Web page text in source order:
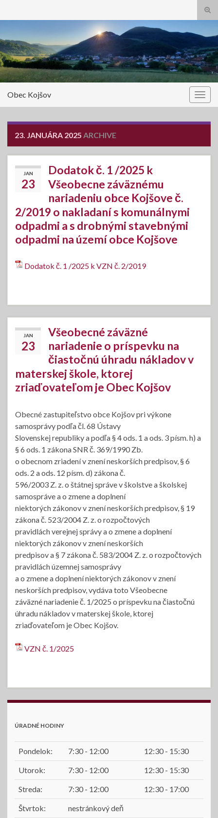
Obec Kojšov
23. JANUÁRA 2025 ARCHIVE
JAN
23
Dodatok č. 1 /2025 k
Všeobecne záväznému
nariadeniu obce Kojšove č.
2/2019 o nakladaní s komunálnymi
odpadmi a s drobnými stavebnými
odpadmi na území obce Kojšove
Dodatok č. 1 /2025 k VZN č. 2/2019
JAN
23
Všeobecné záväzné
nariadenie o príspevku na
čiastočnú úhradu nákladov v
materskej škole, ktorej
zriaďovateľom je Obec Kojšov
Obecné zastupiteľstvo obce Kojšov pri výkone
samosprávy podľa čl. 68 Ústavy
Slovenskej republiky a podľa § 4 ods. 1 a ods. 3 písm. h) a
§ 6 ods. 1 zákona SNR č. 369/1990 Zb.
o obecnom zriadení v znení neskorších predpisov, § 6
ods. 2 a ods. 12 písm. d) zákona č.
596/2003 Z. z. o štátnej správe v školstve a školskej
samospráve a o zmene a doplnení
niektorých zákonov v znení neskorších predpisov, § 19
zákona č. 523/2004 Z. z. o rozpočtových
pravidlách verejnej správy a o zmene a doplnení
niektorých zákonov v znení neskorších
predpisov a § 7 zákona č. 583/2004 Z. z. o rozpočtových
pravidlách územnej samosprávy
a o zmene a doplnení niektorých zákonov v znení
neskorších predpisov, vydáva toto Všeobecne
záväzné nariadenie č. 1/2025 o príspevku na čiastočnú
úhradu nákladov v materskej škole, ktorej
zriaďovateľom je Obec Kojšov.
VZN č. 1/2025
ÚRADNÉ HODINY
Pondelok: 7:30 - 12:00 12:30 - 15:30
Utorok: 7:30 - 12:00 12:30 - 15:30
Streda: 7:30 - 12:00 12:30 - 17:00
Štvrtok: nestránkový deň